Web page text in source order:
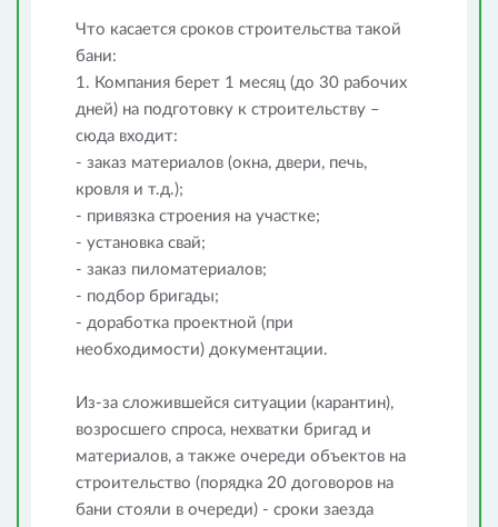
Что касается сроков строительства такой
бани:
1. Компания берет 1 месяц (до 30 рабочих
дней) на подготовку к строительству –
сюда входит:
- заказ материалов (окна, двери, печь,
кровля и т.д.);
- привязка строения на участке;
- установка свай;
- заказ пиломатериалов;
- подбор бригады;
- доработка проектной (при
необходимости) документации.
Из-за сложившейся ситуации (карантин),
возросшего спроса, нехватки бригад и
материалов, а также очереди объектов на
строительство (порядка 20 договоров на
бани стояли в очереди) - сроки заезда